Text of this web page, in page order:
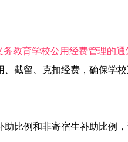
教育学校公用经费管理的通
截留、克扣经费，确保学
比例和非寄宿生补助比例，